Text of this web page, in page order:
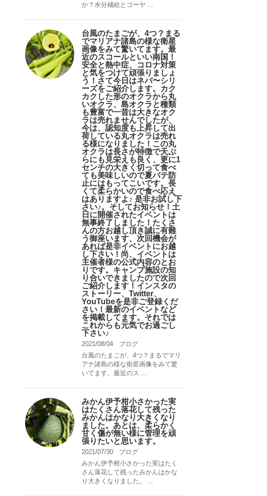
か？水分補給とゴーヤ ...
台風のたまごが、4つ？まる
でマリアナ諸島の様な衛星
画像をみて驚いてます。最
近のスコールといい南国！
安全と熱中症、コロナ対策
と気をつけて頑張りましょ
う！さて今日はネバ〜シリ
ーズをご紹介します。カク
カクした形のオクラから丸
いオクラ、島オクラと種類
も豊富で一昔は大きなオク
ラは売れませんでしたが、
今は、認知度も上昇して出
荷している丸オクラは売れ
る様になりました！この丸
オクラは長さが特徴で天ぷ
らにも見栄えも良く、更に1
センチの大きく切って食べ
ても美味しいので夏バテ防
止にはもってこいです。長
くて柔らかいので食べ応え
はありますよ♪ 是非お試し下
さい♪。そしてお知らせ！土
日に開催されたイベントは
無事終了しました！たくさ
んの方お越し頂き誠に有難
う御座います、次回機会が
あれば是非イベントにお越
し下さい！尚、イベントは
主催者様の公式内容のとお
りです。キャンプ️施設の知
り合いできましたので次回
ご紹介します！インスタの
ストーリー、Twitter、
YouTubeを是非ご登録くだ
さい！最新のイベントなど
を掲載してます。それでは
これからも元気でお過ごし
下さい♪
2021/08/04
ブログ
台風のたまごが、4つ？まるでマリ
アナ諸島の様な衛星画像をみて驚
いてます。最近のス ...
みかん伊予柑小さかった実
はたくさん落花して残った
みかんはかなり大きくなり
ました。あとは、柔らかく
甘く傷が無い様に管理を頑
張りたいと思います。
2021/07/30
ブログ
みかん伊予柑小さかった実はたく
さん落花して残ったみかんはかな
り大きくなりました。 ...